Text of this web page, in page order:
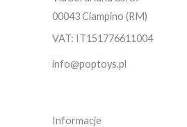
00043 Ciampino (RM)
VAT: IT151776611004
info@poptoys.pl
Informacje